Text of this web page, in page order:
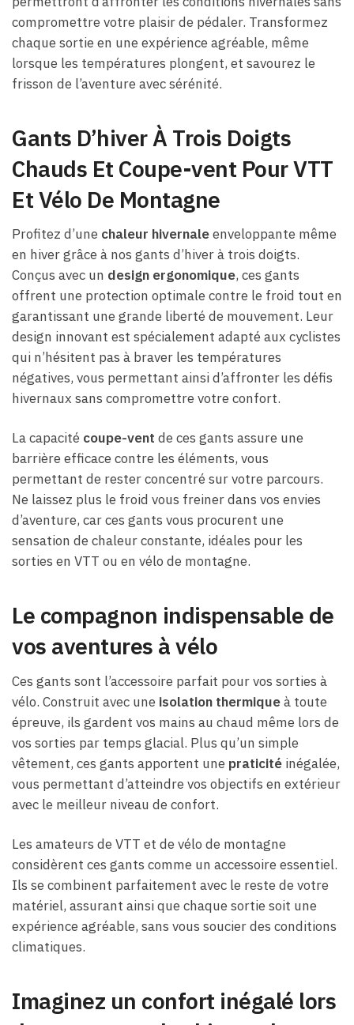
compromettre votre plaisir de pédaler. Transformez
chaque sortie en une expérience agréable, même
lorsque les températures plongent, et savourez le
frisson de l’aventure avec sérénité.
Gants D’hiver À Trois Doigts
Chauds Et Coupe-vent Pour VTT
Et Vélo De Montagne
Profitez d’une chaleur hivernaleenveloppante même
en hiver grâce à nos gants d’hiver à trois doigts.
Conçus avec un design ergonomique, ces gants
offrent une protection optimale contre le froid tout en
garantissant une grande liberté de mouvement. Leur
design innovant est spécialement adapté aux cyclistes
qui n’hésitent pas à braver les températures
négatives, vous permettant ainsi d’affronter les défis
hivernaux sans compromettre votre confort.
La capacité coupe-vent de ces gants assure une
barrière efficace contre les éléments, vous
permettant de rester concentré sur votre parcours.
Ne laissez plus le froid vous freiner dans vos envies
d’aventure, car ces gants vous procurent une
sensation de chaleur constante, idéales pour les
sorties en VTT ou en vélo de montagne.
Le compagnon indispensable de
vos aventures à vélo
Ces gants sont l’accessoire parfait pour vos sorties à
vélo. Construit avec une isolation thermiqueà toute
épreuve, ils gardent vos mains au chaud même lors de
vos sorties par temps glacial. Plus qu’un simple
vêtement, ces gants apportent une praticité inégalée,
vous permettant d’atteindre vos objectifs en extérieur
avec le meilleur niveau de confort.
Les amateurs de VTT et de vélo de montagne
considèrent ces gants comme un accessoire essentiel.
Ils se combinent parfaitement avec le reste de votre
matériel, assurant ainsi que chaque sortie soit une
expérience agréable, sans vous soucier des conditions
climatiques.
Imaginez un confort inégalé lors